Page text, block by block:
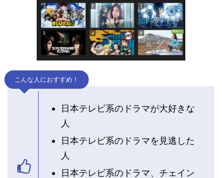
こんな人におすすめ！
日本テレビ系のドラマが大好きな
人
日本テレビ系のドラマを見逃した
人
日本テレビ系のドラマ、チェイン